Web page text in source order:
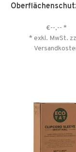
€--,-- *
* exkl. MwSt.